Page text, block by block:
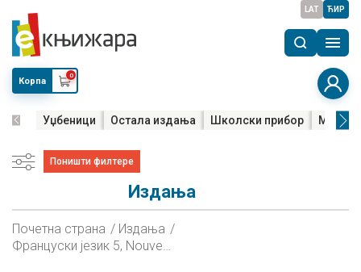
LAT ЋИР
Корпа
0
Уџбеници Остала издања Школски прибор Мала
Поништи филтере
Издања
Почетна страна
Издања
Француски језик 5, Nouveau Pixel 1, прва година учења, радна свеска за пети разред